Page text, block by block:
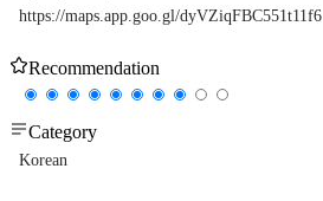
https://maps.app.goo.gl/dyVZiqFBC551t11f6
Recommendation
Category
Korean